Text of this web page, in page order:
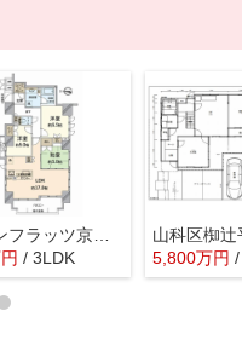
ファインフラッツ京都山科
円 / 3LDK 5,800万円